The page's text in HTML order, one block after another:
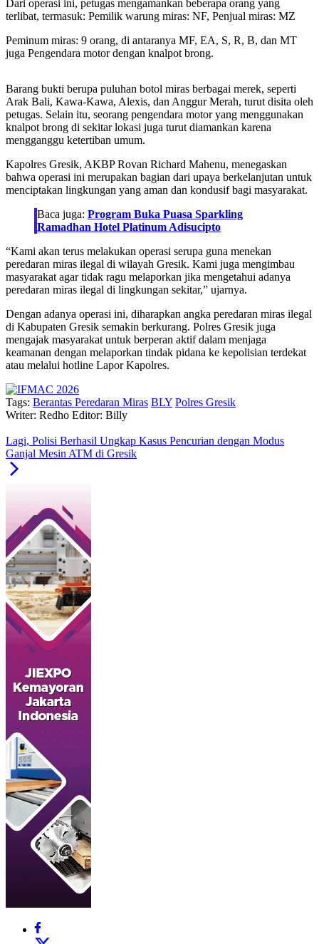
Dari operasi ini, petugas mengamankan beberapa orang yang
terlibat, termasuk: Pemilik warung miras: NF, Penjual miras: MZ
Peminum miras: 9 orang, di antaranya MF, EA, S, R, B, dan MT
juga Pengendara motor dengan knalpot brong.
Barang bukti berupa puluhan botol miras berbagai merek, seperti
Arak Bali, Kawa-Kawa, Alexis, dan Anggur Merah, turut disita oleh
petugas. Selain itu, seorang pengendara motor yang menggunakan
knalpot brong di sekitar lokasi juga turut diamankan karena
mengganggu ketertiban umum.
Kapolres Gresik, AKBP Rovan Richard Mahenu, menegaskan
bahwa operasi ini merupakan bagian dari upaya berkelanjutan untuk
menciptakan lingkungan yang aman dan kondusif bagi masyarakat.
Baca juga: Program Buka Puasa Sparkling
Ramadhan Hotel Platinum Adisucipto
“Kami akan terus melakukan operasi serupa guna menekan
peredaran miras ilegal di wilayah Gresik. Kami juga mengimbau
masyarakat agar tidak ragu melaporkan jika mengetahui adanya
peredaran miras ilegal di lingkungan sekitar,” ujarnya.
Dengan adanya operasi ini, diharapkan angka peredaran miras ilegal
di Kabupaten Gresik semakin berkurang. Polres Gresik juga
mengajak masyarakat untuk berperan aktif dalam menjaga
keamanan dengan melaporkan tindak pidana ke kepolisian terdekat
atau melalui hotline Lapor Kapolres.
Tags: Berantas Peredaran Miras BLY Polres Gresik
Writer: Redho Editor: Billy
Lagi, Polisi Berhasil Ungkap Kasus Pencurian dengan Modus
Ganjal Mesin ATM di Gresik